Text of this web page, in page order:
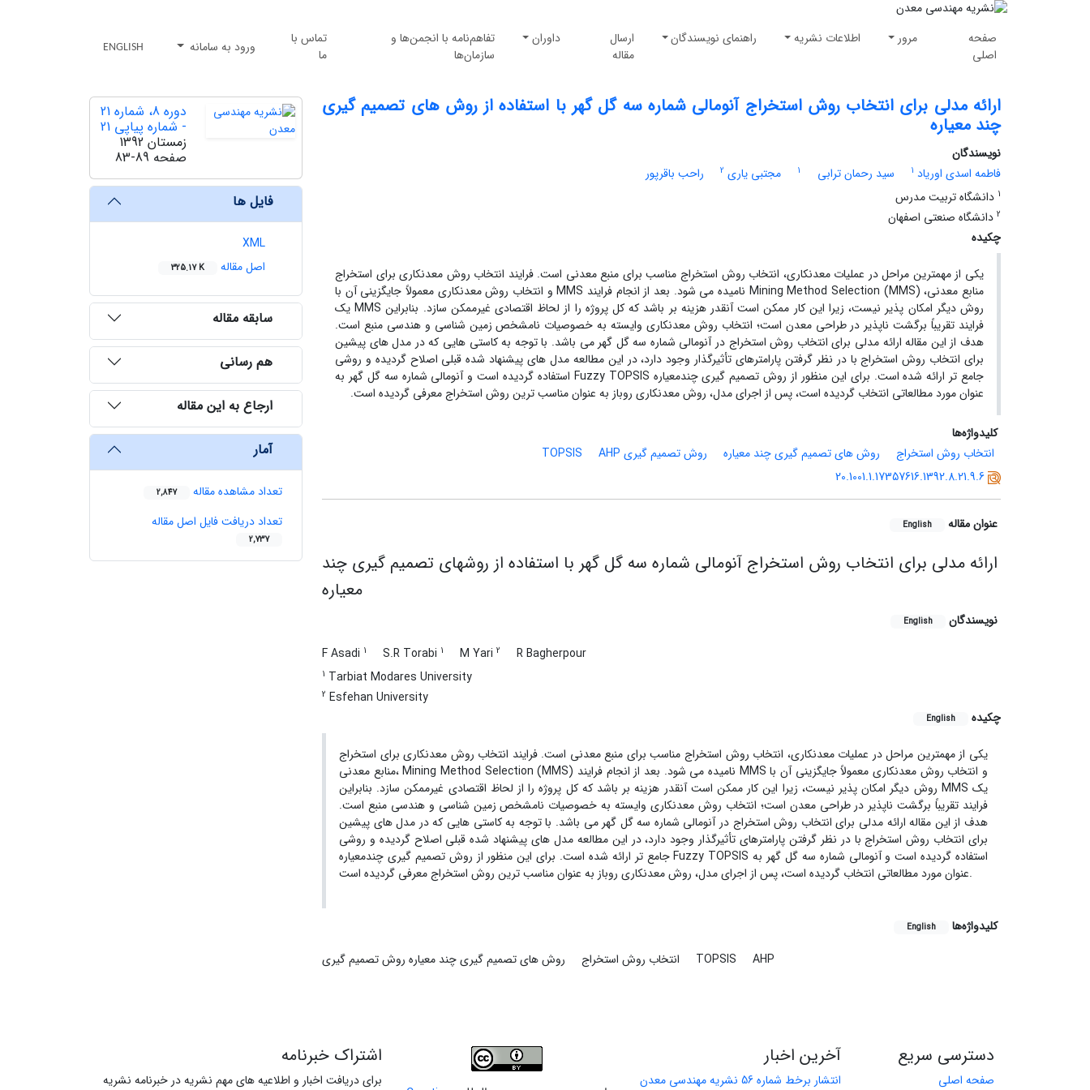
صفحه
اصلی
مرور اطلاعات نشریه راهنمای نویسندگان
ارسال
مقاله
داوران
تفاهم‌نامه با انجمن‌ها و
سازمان‌ها
تماس با
ما
ورود به سامانه ENGLISH
ارائه مدلی برای انتخاب روش استخراج آنومالی شماره سه گل گهر با استفاده از روش های تصمیم گیری
چند معیاره
نویسندگان
فاطمه اسدی اوریاد 1 سید رحمان ترابی 1 مجتبی یاری 2 راحب باقرپور
1 دانشگاه تربیت مدرس
2 دانشگاه صنعتی اصفهان
چکیده
یکی از مهمترین مراحل در عملیات معدنکاری، انتخاب روش استخراج مناسب برای منبع معدنی است. فرایند انتخاب روش معدنکاری برای استخراج
منابع معدنی، Mining Method Selection (MMS) نامیده می شود. بعد از انجام فرایند MMS و انتخاب روش معدنکاری معمولاً جایگزینی آن با
روش دیگر امکان پذیر نیست، زیرا این کار ممکن است آنقدر هزینه بر باشد که کل پروژه را از لحاظ اقتصادی غیرممکن سازد. بنابراین MMS یک
فرایند تقریباً برگشت ناپذیر در طراحی معدن است؛ انتخاب روش معدنکاری وایسته به خصوصیات نامشخص زمین شناسی و هندسی منبع است.
هدف از این مقاله ارائه مدلی برای انتخاب روش استخراج در آنومالی شماره سه گل گهر می باشد. با توجه به کاستی هایی که در مدل های پیشین
برای انتخاب روش استخراج با در نظر گرفتن پارامترهای تأثیرگذار وجود دارد، در این مطالعه مدل های پیشنهاد شده قبلی اصلاح گردیده و روشی
جامع تر ارائه شده است. برای این منظور از روش تصمیم گیری چندمعیاره Fuzzy TOPSIS استفاده گردیده است و آنومالی شماره سه گل گهر به
عنوان مورد مطالعاتی انتخاب گردیده است، پس از اجرای مدل، روش معدنکاری روباز به عنوان مناسب ترین روش استخراج معرفی گردیده است.
کلیدواژه‌ها
انتخاب روش استخراج
روش های تصمیم گیری چند معیاره روش تصمیم گیری TOPSIS AHP
20.1001.1.17357616.1392.8.21.9.6
عنوان مقاله English
ارائه مدلی برای انتخاب روش استخراج آنومالی شماره سه گل گهر با استفاده از روشهای تصمیم گیری چند
معیاره
نویسندگان English
F Asadi 1 S.R Torabi 1 M Yari 2 R Bagherpour
1 Tarbiat Modares University
2 Esfehan University
چکیده
English
یکی از مهمترین مراحل در عملیات معدنکاری، انتخاب روش استخراج مناسب برای منبع معدنی است. فرایند انتخاب روش معدنکاری برای استخراج
منابع معدنی، Mining Method Selection (MMS) نامیده می شود. بعد از انجام فرایند MMS و انتخاب روش معدنکاری معمولاً جایگزینی آن با
روش دیگر امکان پذیر نیست، زیرا این کار ممکن است آنقدر هزینه بر باشد که کل پروژه را از لحاظ اقتصادی غیرممکن سازد. بنابراین MMS یک
فرایند تقریباً برگشت ناپذیر در طراحی معدن است؛ انتخاب روش معدنکاری وایسته به خصوصیات نامشخص زمین شناسی و هندسی منبع است.
هدف از این مقاله ارائه مدلی برای انتخاب روش استخراج در آنومالی شماره سه گل گهر می باشد. با توجه به کاستی هایی که در مدل های پیشین
برای انتخاب روش استخراج با در نظر گرفتن پارامترهای تأثیرگذار وجود دارد، در این مطالعه مدل های پیشنهاد شده قبلی اصلاح گردیده و روشی
جامع تر ارائه شده است. برای این منظور از روش تصمیم گیری چندمعیاره Fuzzy TOPSIS استفاده گردیده است و آنومالی شماره سه گل گهر به
عنوان مورد مطالعاتی انتخاب گردیده است، پس از اجرای مدل، روش معدنکاری روباز به عنوان مناسب ترین روش استخراج معرفی گردیده است.
کلیدواژه‌ها English
انتخاب روش استخراج روش های تصمیم گیری چند معیاره روش تصمیم گیری TOPSIS AHP
دوره 8، شماره 21
- شماره پیاپی 21
زمستان 1392
صفحه 83-89
فایل ها
XML
اصل مقاله
325.17 K
سابقه مقاله
هم رسانی
ارجاع به این مقاله
آمار
تعداد مشاهده مقاله 2,847
تعداد دریافت فایل اصل مقاله
2,737
دسترسی سریع
صفحه اصلی
آخرین اخبار
انتشار برخط شماره 56 نشریه مهندسی معدن
اشتراک خبرنامه
برای دریافت اخبار و اطلاعیه های مهم نشریه در خبرنامه نشریه